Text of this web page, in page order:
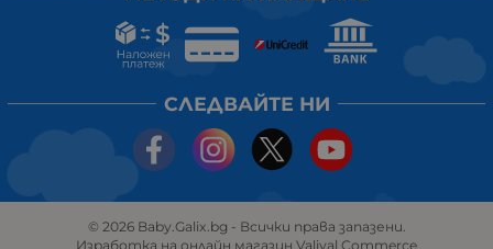
СЛЕДВАЙТЕ НИ
© 2026 Baby.Galix.bg - Всички права запазени.
Изработка на онлайн магазин Valival Commerce